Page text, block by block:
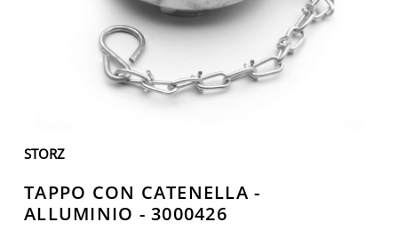
STORZ
TAPPO CON CATENELLA -
ALLUMINIO - 3000426